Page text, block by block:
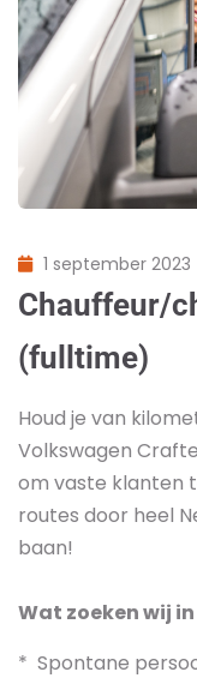
Chauffeur/
(fulltime)
1 september 2023
Houd je van
Volkswagen
om vaste klanten
routes door heel
baan!
Wat zoeken wij
* Spontane